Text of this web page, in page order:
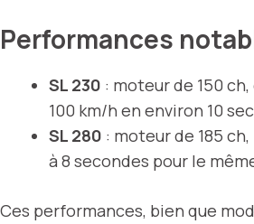
Performances
SL 230 : moteur de 150
100 km/h en environ 10
SL 280 : moteur de 185
à 8 secondes pour le
Ces performances, bien que